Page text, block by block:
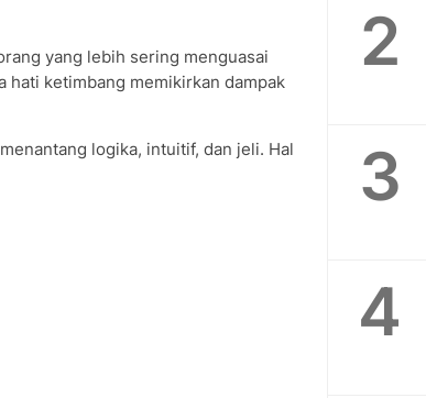
yang lebih sering menguasai
hati ketimbang memikirkan dampak
logika, intuitif, dan jeli. Hal
2
3
4